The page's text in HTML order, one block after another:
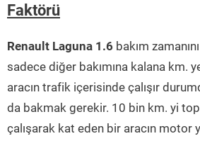
Faktörü
Renault Laguna 1.6 bakım
sadece diğer bakımına kalana km.
aracın trafik içerisinde çalışır
da bakmak gerekir. 10 bin km. yi
çalışarak kat eden bir aracın motor